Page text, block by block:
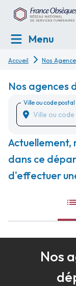
Menu
Accueil Nos
Nos agences
Ville ou code postal
Actuellement,
dans ce
d'effectuer
Nos